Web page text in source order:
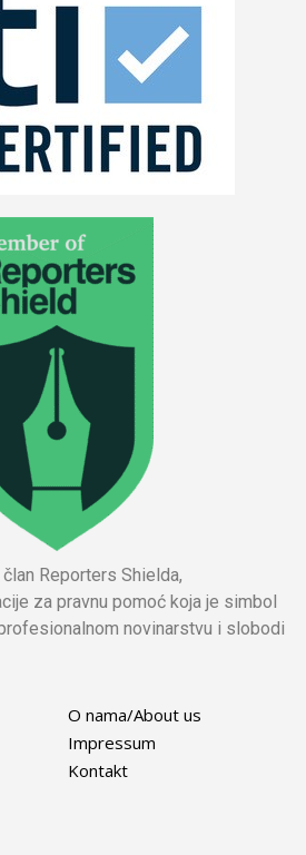
Reporters Shielda,
za pravnu pomoć koja je simbol
novinarstvu i slobodi
O nama/About us
Impressum
Kontakt